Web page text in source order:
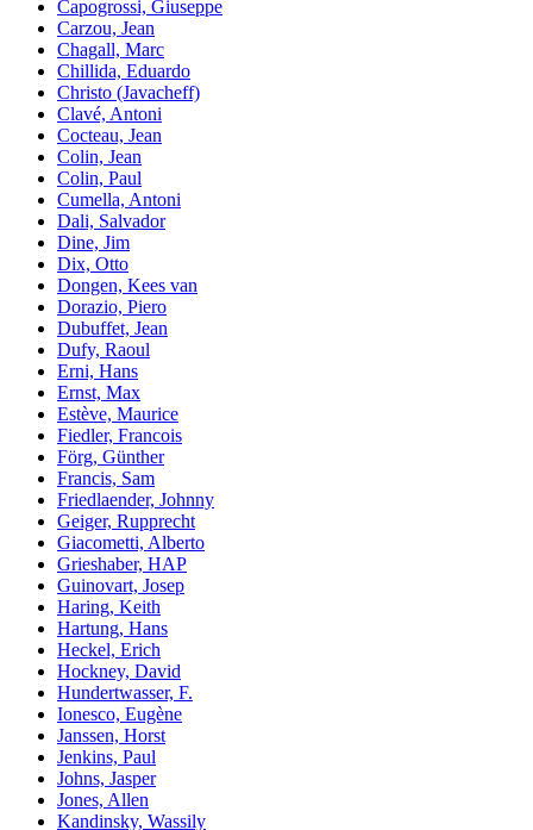
Capogrossi, Giuseppe
Carzou, Jean
Chagall, Marc
Chillida, Eduardo
Christo (Javacheff)
Clavé, Antoni
Cocteau, Jean
Colin, Jean
Colin, Paul
Cumella, Antoni
Dali, Salvador
Dine, Jim
Dix, Otto
Dongen, Kees van
Dorazio, Piero
Dubuffet, Jean
Dufy, Raoul
Erni, Hans
Ernst, Max
Estève, Maurice
Fiedler, Francois
Förg, Günther
Francis, Sam
Friedlaender, Johnny
Geiger, Rupprecht
Giacometti, Alberto
Grieshaber, HAP
Guinovart, Josep
Haring, Keith
Hartung, Hans
Heckel, Erich
Hockney, David
Hundertwasser, F.
Ionesco, Eugène
Janssen, Horst
Jenkins, Paul
Johns, Jasper
Jones, Allen
Kandinsky, Wassily